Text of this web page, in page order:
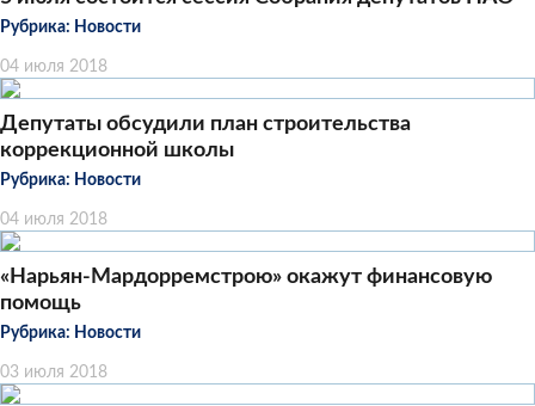
Рубрика: Новости
04 июля 2018
Депутаты обсудили план строительства
коррекционной школы
Рубрика: Новости
04 июля 2018
«Нарьян-Мардорремстрою» окажут финансовую
помощь
Рубрика: Новости
03 июля 2018